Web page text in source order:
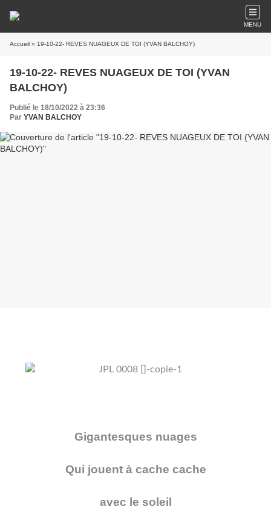
MENU
Accueil » 19-10-22- REVES NUAGEUX DE TOI (YVAN BALCHOY)
19-10-22- REVES NUAGEUX DE TOI (YVAN
BALCHOY)
Publié le 18/10/2022 à 23:36
Par YVAN BALCHOY
Gigantesques nuages
Qui jouent à cache cache
avec le soleil